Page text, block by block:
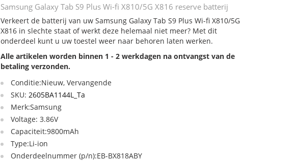
Samsung Galaxy Tab S9 Plus Wi-fi X810/5G X816 reserve batterij
Verkeert de batterij van uw Samsung Galaxy Tab S9 Plus Wi-fi X810/5G
X816 in slechte staat of werkt deze helemaal niet meer? Met dit
onderdeel kunt u uw toestel weer naar behoren laten werken.
Alle artikelen worden binnen 1 - 2 werkdagen na ontvangst van de
betaling verzonden.
Conditie:Nieuw, Vervangende
SKU:2605BA1144L_Ta
Merk:Samsung
Voltage: 3.86V
Capaciteit:9800mAh
Type:Li-ion
Onderdeelnummer (p/n):EB-BX818ABY